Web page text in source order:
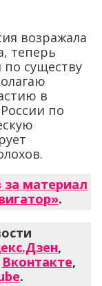
возражала
теперь
по существу
в
по
материал
.
,
Вконтакте,
.